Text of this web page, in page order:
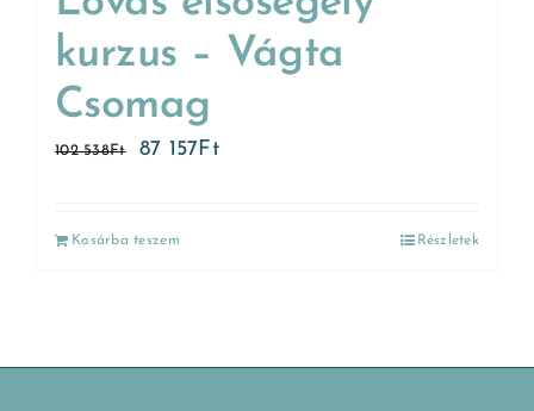
kurzus – Vágta
Csomag
102 538Ft 87 157Ft
Kosárba teszem Részletek